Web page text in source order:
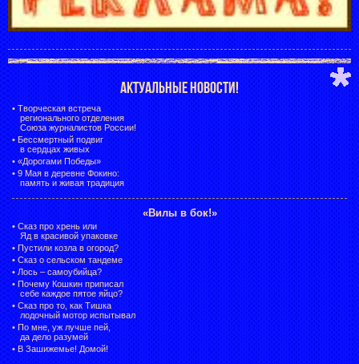
АКТУАЛЬНЫЕ НОВОСТИ!
• Творческая встреча
регионального отделения
Союза журналистов России!
• Бессмертный подвиг
в сердцах живых
• «Дорогами Победы»
• 9 Мая в деревне Фокино:
память и живая традиция
«Вилы в бок!»
• Сказ про хрень или
Яд в красивой упаковке
• Пустили козла в огород?
• Сказ о сельском тандеме
• Лось – самоубийца?
• Почему Кошкин приписал
себе каждое пятое яйцо?
• Сказ про то, как Тишка
лодочный мотор испытывал
• По мне, уж лучше пей,
да дело разумей
• В Зашижемье! Домой!